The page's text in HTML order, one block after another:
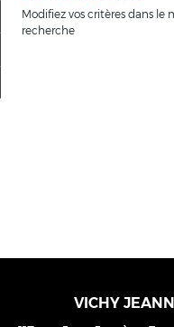
Mon compte
Modifiez vos critères dans
recherche
VICHY